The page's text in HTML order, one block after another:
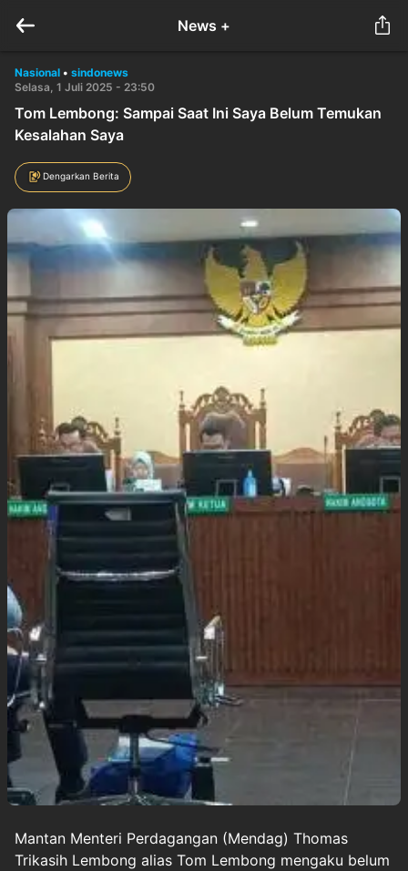
News +
Nasional • sindonews
Selasa, 1 Juli 2025 - 23:50
Tom Lembong: Sampai Saat Ini Saya Belum Temukan
Kesalahan Saya
Dengarkan Berita
Mantan Menteri Perdagangan (Mendag) Thomas
Trikasih Lembong alias Tom Lembong mengaku belum